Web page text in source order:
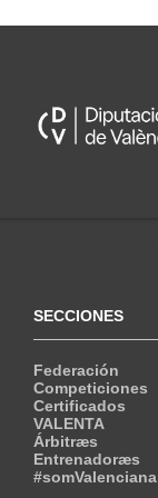
SECCIONES
Federación
Competiciones
Certificados
VALENTA
Árbitræs
Entrenadoræs
#somValenciana